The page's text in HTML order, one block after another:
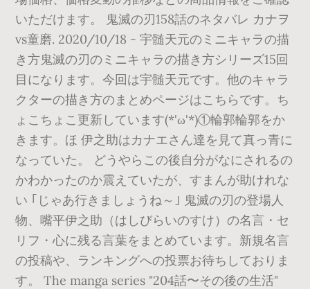
いただけます。 鬼滅の刃158話のネタバレ カナヲ
vs童磨. 2020/10/18 - 宇髄天元のミニキャラの描
き方鬼滅の刃のミニキャラの描き方シリーズ15回
目になります。今回は宇髄天元です。他のキャラ
クターの描き方のまとめページはこちらです。ち
ょこちょこ更新しています(*'ω'*)①輪郭輪郭をか
きます。ほ 伊之助はカナエさん達を見て真っ青に
なっていた。 どうやらこの後自分がなにされるの
かわかったのか震えていたが、すまんが助けれな
い ｢じゃあ行きましょうね～｣ 鬼滅の刃の登場人
物、嘴平伊之助（はしびらいのすけ）の名言・セ
リフ・心に残る言葉をまとめています。新規名言
の投稿や、ランキングへの投票お待ちしておりま
す。 The manga series "204話〜その後の生活"